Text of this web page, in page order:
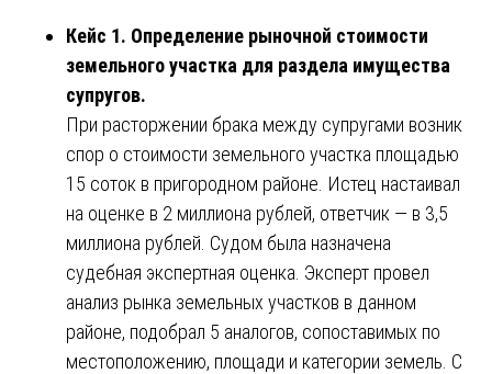
Кейс 1. Определение рыночной стоимости
земельного участка для раздела имущества
супругов.
При расторжении брака между супругами возник
спор о стоимости земельного участка площадью
15 соток в пригородном районе. Истец настаивал
на оценке в 2 миллиона рублей, ответчик — в 3,5
миллиона рублей. Судом была назначена
судебная экспертная оценка. Эксперт провел
анализ рынка земельных участков в данном
районе, подобрал 5 аналогов, сопоставимых по
местоположению, площади и категории земель. С